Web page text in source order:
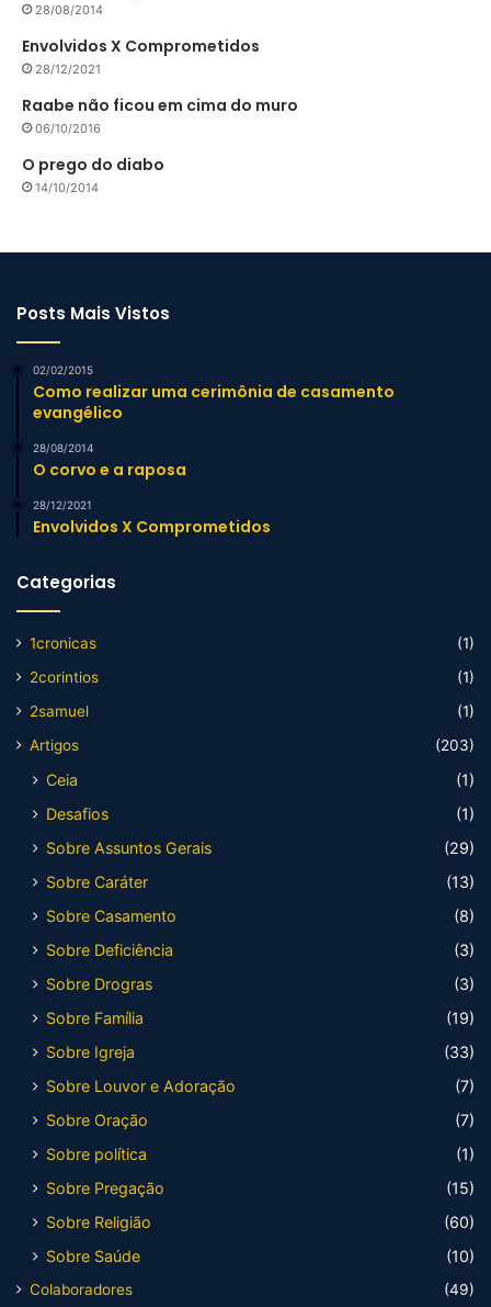
28/08/2014
Envolvidos X Comprometidos
28/12/2021
Raabe não ficou em cima do muro
06/10/2016
O prego do diabo
14/10/2014
Posts Mais Vistos
02/02/2015
Como realizar uma cerimônia de casamento
evangélico
28/08/2014
O corvo e a raposa
28/12/2021
Envolvidos X Comprometidos
Categorias
1cronicas
(1)
2corintios
(1)
2samuel
(1)
Artigos
(203)
Ceia
(1)
Desafios
(1)
Sobre Assuntos Gerais
(29)
Sobre Caráter
(13)
Sobre Casamento
(8)
Sobre Deficiência
(3)
Sobre Drogras
(3)
Sobre Família
(19)
Sobre Igreja
(33)
Sobre Louvor e Adoração
(7)
Sobre Oração
(7)
Sobre política
(1)
Sobre Pregação
(15)
Sobre Religião
(60)
Sobre Saúde
(10)
Colaboradores (49)